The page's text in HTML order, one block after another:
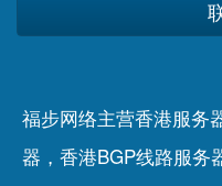
福步网络主营香港服务
器，香港BGP线路服务